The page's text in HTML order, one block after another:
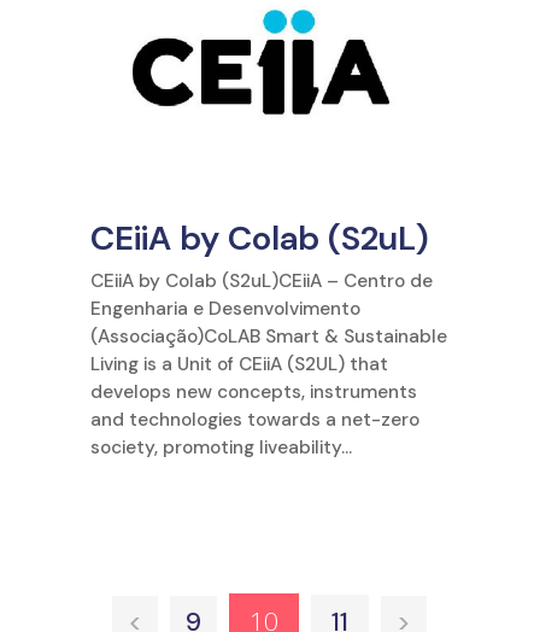
CEiiA by Colab (S2uL)
CEiiA by Colab (S2uL)CEiiA – Centro de
Engenharia e Desenvolvimento
(Associação)CoLAB Smart & Sustainable
Living is a Unit of CEiiA (S2UL) that
develops new concepts, instruments
and technologies towards a net-zero
society, promoting liveability...
< 9 10 11 >